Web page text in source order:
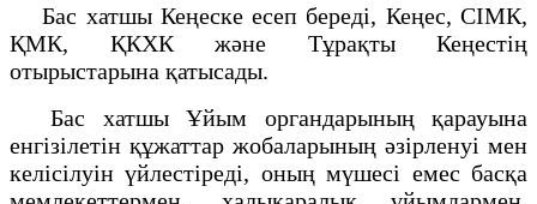
Бас хатшы Кеңеске есеп береді, Кеңес, СІМК,
ҚМК, ҚКХК және Тұрақты Кеңестің
отырыстарына қатысады.
Бас хатшы Ұйым органдарының қарауына
енгізілетін құжаттар жобаларының әзірленуі мен
келісілуін үйлестіреді, оның мүшесі емес басқа